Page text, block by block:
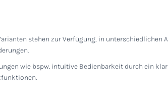
stehen zur Verfügung, in
wie bspw. intuitive Bedienbarkeit durch ein